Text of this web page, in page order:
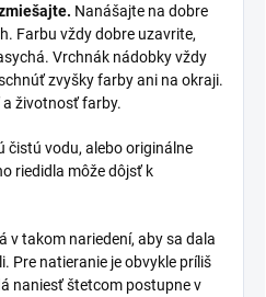
Nanášajte na dobre
Farbu vždy dobre uzavrite,
Vrchnák nádobky vždy
zvyšky farby ani na okraji.
životnosť farby.
čistú vodu, alebo originálne
riedidla môže dôjsť k
v takom nariedení, aby sa dala
Pre natieranie je obvykle príliš
naniesť štetcom postupne v